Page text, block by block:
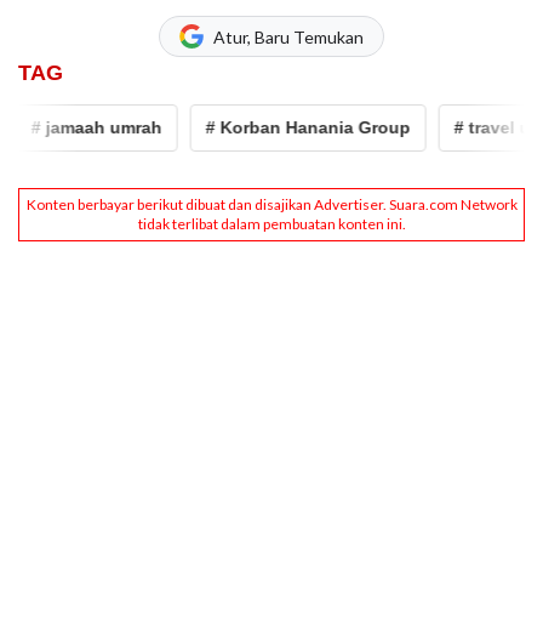
Atur, Baru Temukan
TAG
jamaah umrah # Korban Hanania Group # travel umrah